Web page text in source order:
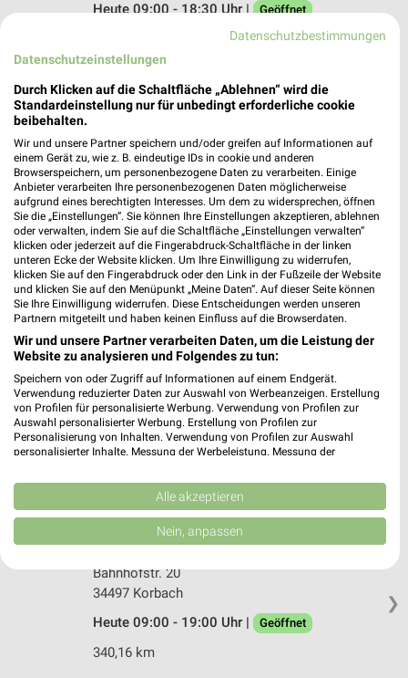
Heute 09:00 - 18:30 Uhr | Geöffnet
303,37 km • Angebote: 1 Prospekt
Ernsting's family Wolfhagen
Schützeberger Str. 45
Heute 09:00 - 18:00 Uhr | Geöffnet
319,27 km
NKD Wolfhagen
Schützeberger Str. 38-40
34466 Wolfhagen
Heute 09:00 - 18:30 Uhr | Geöffnet
319,22 km • Angebote: 2 Prospekte
NKD Korbach
Hanseplatz 1
34497 Korbach
340,23 km • Angebote: 2 Prospekte
❯
Bahnhofstr. 20
34497 Korbach
Heute 09:00 - 19:00 Uhr |
Geöffnet
340,16 km
Datenschutzbestimmungen
Datenschutzeinstellungen
Durch Klicken auf die Schaltfläche „Ablehnen“ wird die
Standardeinstellung nur für unbedingt erforderliche cookie
beibehalten.
Wir und unsere Partner speichern und/oder greifen auf Informationen auf
einem Gerät zu, wie z. B. eindeutige IDs in cookie und anderen
Browserspeichern, um personenbezogene Daten zu verarbeiten. Einige
Anbieter verarbeiten Ihre personenbezogenen Daten möglicherweise
aufgrund eines berechtigten Interesses. Um dem zu widersprechen, öffnen
Sie die „Einstellungen“. Sie können Ihre Einstellungen akzeptieren, ablehnen
oder verwalten, indem Sie auf die Schaltfläche „Einstellungen verwalten“
klicken oder jederzeit auf die Fingerabdruck-Schaltfläche in der linken
unteren Ecke der Website klicken. Um Ihre Einwilligung zu widerrufen,
klicken Sie auf den Fingerabdruck oder den Link in der Fußzeile der Website
und klicken Sie auf den Menüpunkt „Meine Daten“. Auf dieser Seite können
Sie Ihre Einwilligung widerrufen. Diese Entscheidungen werden unseren
Partnern mitgeteilt und haben keinen Einfluss auf die Browserdaten.
Wir und unsere Partner verarbeiten Daten, um die Leistung der
Website zu analysieren und Folgendes zu tun:
Speichern von oder Zugriff auf Informationen auf einem Endgerät.
Verwendung reduzierter Daten zur Auswahl von Werbeanzeigen. Erstellung
von Profilen für personalisierte Werbung. Verwendung von Profilen zur
Auswahl personalisierter Werbung. Erstellung von Profilen zur
Personalisierung von Inhalten. Verwendung von Profilen zur Auswahl
personalisierter Inhalte. Messung der Werbeleistung. Messung der
Kombinationen von Daten aus verschiedenen Quellen. Entwicklung und
Verbesserung der Angebote. Verwendung reduzierter Daten zur Auswahl
von Inhalten.
Daten können außerhalb der Europäischen Union weitergegeben und in die
Website/App.
Partnerliste anzeigen (1 IAB-Anbieter)
Wir nutzen Ihre Daten für folgende Zwecke:
Alle akzeptieren
Nein, anpassen